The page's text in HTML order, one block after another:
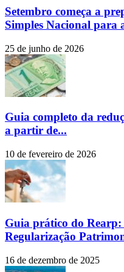
Setembro começa a
Simples Nacional para
25 de junho de 2026
Guia completo da
a partir de...
10 de fevereiro de 2026
Guia prático do Rearp:
Regularização
16 de dezembro de 2025